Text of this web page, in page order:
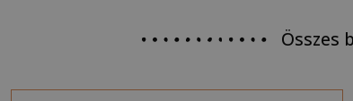
Összes